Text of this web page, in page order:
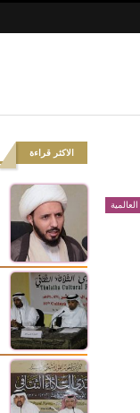
العالمية
الاكثر قراءة